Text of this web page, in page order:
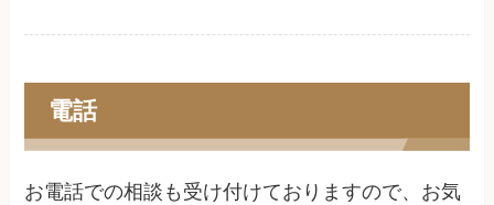
電話
お電話での相談も受け付けておりますので、お気